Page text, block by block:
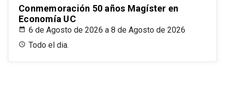
Conmemoración 50 años Magíster en
Economía UC
6 de Agosto de 2026 a 8 de Agosto de 2026
Todo el dia.